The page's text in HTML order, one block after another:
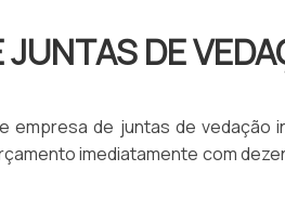
JUNTAS DE
empresa de juntas de
imediatamente com